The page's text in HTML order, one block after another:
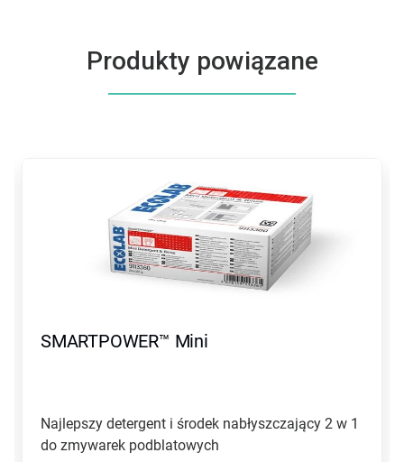
Produkty powiązane
slajdu.
SMARTPOWER™ Mini
Najlepszy detergent i środek nabłyszczający 2 w 1
do zmywarek podblatowych ​​​​